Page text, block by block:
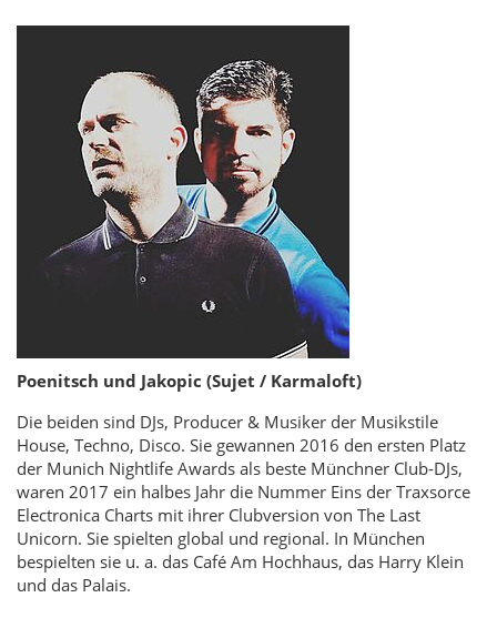
Poenitsch und Jakopic (Sujet / Karmaloft)
Die beiden sind DJs, Producer & Musiker der Musikstile
House, Techno, Disco. Sie gewannen 2016 den ersten Platz
der Munich Nightlife Awards als beste Münchner Club-DJs,
waren 2017 ein halbes Jahr die Nummer Eins der Traxsorce
Electronica Charts mit ihrer Clubversion von The Last
Unicorn. Sie spielten global und regional. In München
bespielten sie u. a. das Café Am Hochhaus, das Harry Klein
und das Palais.